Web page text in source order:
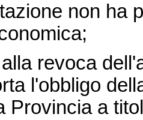
non ha
revoca
l'obbligo
Provincia a